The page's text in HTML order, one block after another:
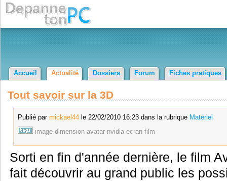
Accueil Actualité Dossiers Forum Fiches pratiques
Tout savoir sur la 3D
Publié par mickael44le 22/02/2010 16:23 dans la rubrique Matériel
image dimension avatar nvidia ecran film
Sorti en fin d'année dernière, le film
fait découvrir au grand public les